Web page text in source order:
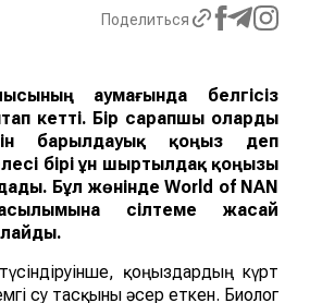
Поделиться